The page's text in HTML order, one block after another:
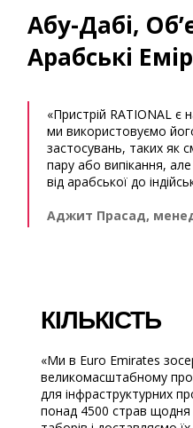
Абу-Дабі,
Арабські
«Пристрій RATIONAL є
ми використовуємо
застосувань, таких як
пару або випікання,
від арабської до
Аджит Прасад,
КІЛЬКІСТЬ
«Ми в Euro Emirates
великомасштабному
для інфраструктурних
понад 4500 страв